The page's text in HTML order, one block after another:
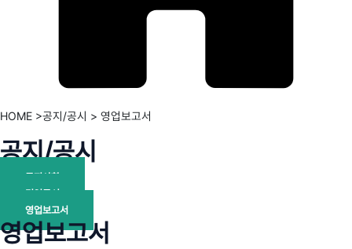
HOME >공지/공시 > 영업보고서
공지/공시
공지사항
경영공시
영업보고서
영업보고서